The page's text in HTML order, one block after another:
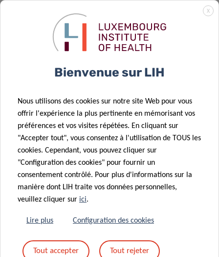
X
Bienvenue sur LIH
Nous utilisons des cookies sur notre site Web pour vous
offrir l'expérience la plus pertinente en mémorisant vos
préférences et vos visites répétées. En cliquant sur
"Accepter tout", vous consentez à l'utilisation de TOUS les
cookies. Cependant, vous pouvez cliquer sur
"Configuration des cookies" pour fournir un
consentement contrôlé. Pour plus d'informations sur la
manière dont LIH traite vos données personnelles,
veuillez cliquer sur ici.
Lire plus Configuration des cookies
Tout accepter Tout rejeter